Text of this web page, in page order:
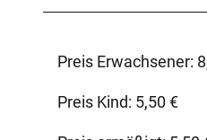
Preis Erwachsener:
Preis Kind: 5,50 €